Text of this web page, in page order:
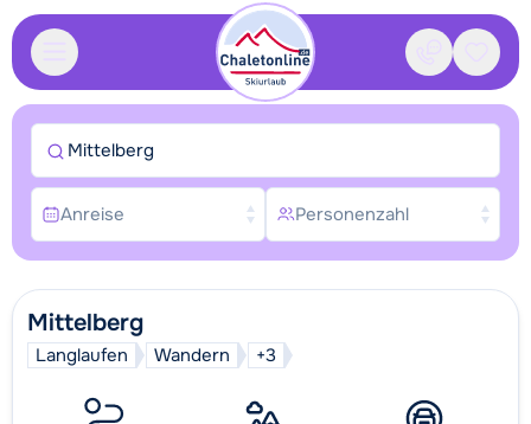
Kontakt
Mittelberg
Langlaufen Wandern +3
Mittelberg
Anreise Personenzahl